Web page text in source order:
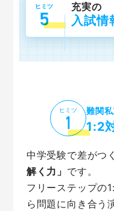
ヒミツ 充実の
入試情
ヒミツ 難関
1:2
中学受験で差がつ
解く力」 です。
フリーステップの
ら問題に向き合う